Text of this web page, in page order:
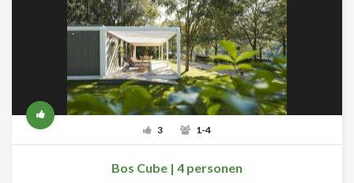
3 1-4
Bos Cube | 4 personen